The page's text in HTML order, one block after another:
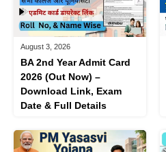
August 3, 2026
BA 2nd Year Admit Card
2026 (Out Now) –
Download Link, Exam
Date & Full Details